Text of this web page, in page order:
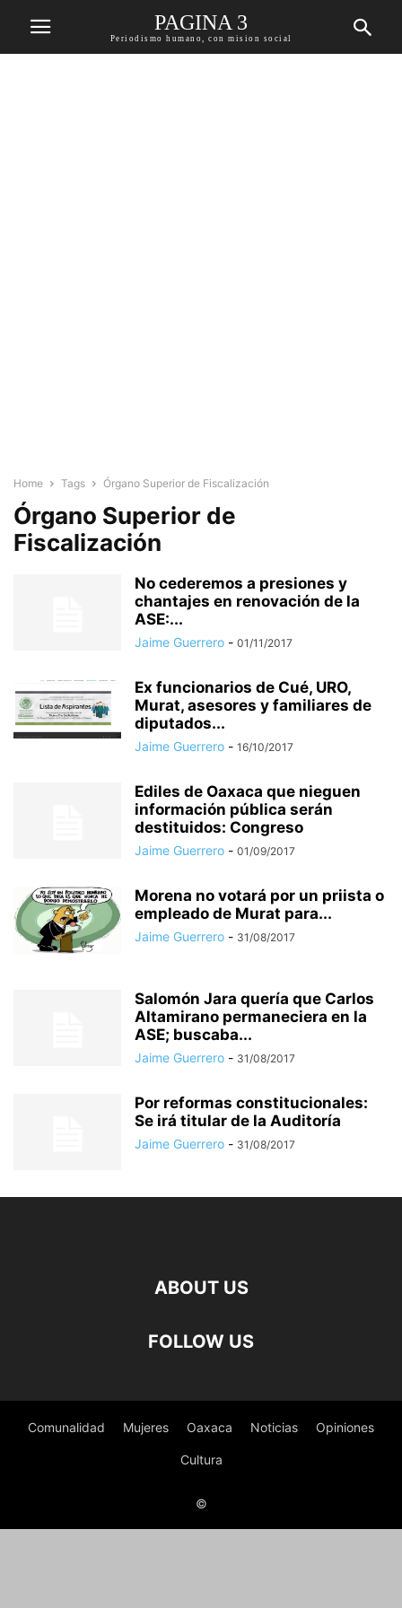
PAGINA 3
Periodismo humano, con mision social
Home Tags Órgano Superior de Fiscalización
Órgano Superior de
Fiscalización
No cederemos a presiones y
chantajes en renovación de la
ASE:...
Jaime Guerrero - 01/11/2017
Ex funcionarios de Cué, URO,
Murat, asesores y familiares de
diputados...
Jaime Guerrero - 16/10/2017
Ediles de Oaxaca que nieguen
información pública serán
destituidos: Congreso
Jaime Guerrero - 01/09/2017
Morena no votará por un priista o
empleado de Murat para...
Jaime Guerrero - 31/08/2017
Salomón Jara quería que Carlos
Altamirano permaneciera en la
ASE; buscaba...
Jaime Guerrero - 31/08/2017
Por reformas constitucionales:
Se irá titular de la Auditoría
Jaime Guerrero - 31/08/2017
ABOUT US
FOLLOW US
Comunalidad Mujeres Oaxaca Noticias Opiniones
Cultura
©